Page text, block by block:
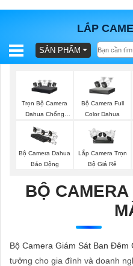
LẮP
BÁO
TRỌN
GÓI
SẢN
LẮP
SẢN PHẨM
Trọn Bộ Camera
Dahua Chống
Bộ Camera Full
Color Dahua
Bộ Camera Dahua
Báo Động
Lắp Camera Trọn
Bộ Giá Rẻ
BỘ
Bộ Camera Giám Sát Ban Đêm
tưởng cho gia đình và doanh